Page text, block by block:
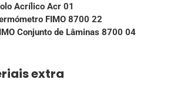
Acrílico Acr 01
FIMO 8700 22
Conjunto de Lâminas 8700 04
extra